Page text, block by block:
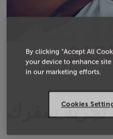
سفرك
By clicking “Accept All
your device to enhance
in our marketing efforts.
Cookies